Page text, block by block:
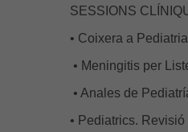
SESSIONS
• Coixera a
• Meningitis per
• Anales de
• Pediatrics.